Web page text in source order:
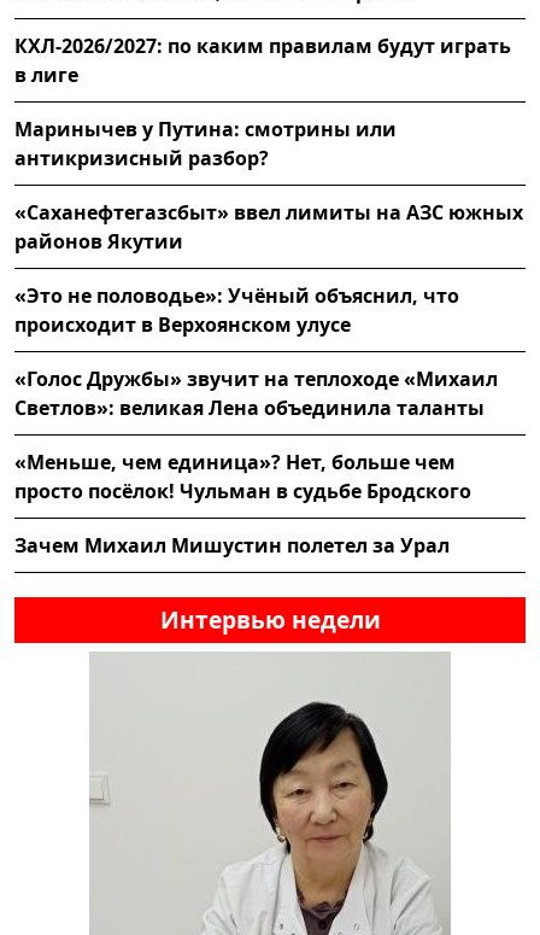
КХЛ-2026/2027: по каким правилам будут играть
в лиге
Маринычев у Путина: смотрины или
антикризисный разбор?
«Саханефтегазсбыт» ввел лимиты на АЗС южных
районов Якутии
«Это не половодье»: Учёный объяснил, что
происходит в Верхоянском улусе
«Голос Дружбы» звучит на теплоходе «Михаил
Светлов»: великая Лена объединила таланты
«Меньше, чем единица»? Нет, больше чем
просто посёлок! Чульман в судьбе Бродского
Зачем Михаил Мишустин полетел за Урал
Интервью недели